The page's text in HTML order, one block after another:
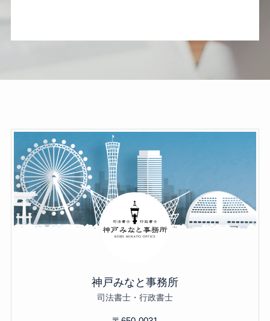
神戸みなと事務所
司法書士・行政書士